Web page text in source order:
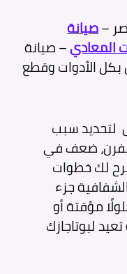
–صيانة
المعادي– صيانة
بكل الأدوات وقطع
لتحديد سبب
ضعف في
لك خطوات
جزء
مؤقتة أو
لبوتاجازك